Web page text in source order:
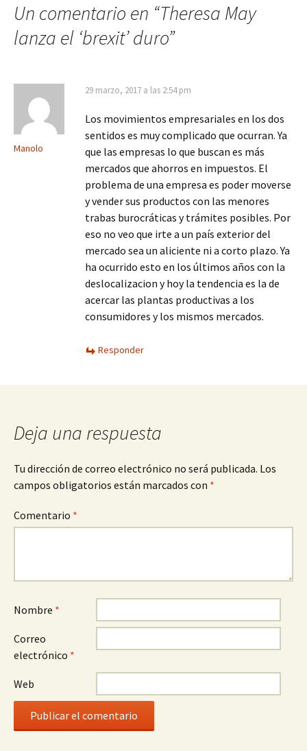
Un comentario en “Theresa May
lanza el ‘brexit’ duro”
Manolo
29 marzo, 2017 a las 2:54 pm
Los movimientos empresariales en los dos
sentidos es muy complicado que ocurran. Ya
que las empresas lo que buscan es más
mercados que ahorros en impuestos. El
problema de una empresa es poder moverse
y vender sus productos con las menores
trabas burocráticas y trámites posibles. Por
eso no veo que irte a un país exterior del
mercado sea un aliciente ni a corto plazo. Ya
ha ocurrido esto en los últimos años con la
deslocalizacion y hoy la tendencia es la de
acercar las plantas productivas a los
consumidores y los mismos mercados.
Responder
Deja una respuesta
Tu dirección de correo electrónico no será publicada. Los
campos obligatorios están marcados con *
Comentario *
Nombre *
Correo
electrónico *
Web